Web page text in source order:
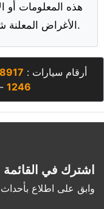
هذه المعلومات أو
الأغراض المعلنة شخصيا والقيام بالفحص قبل الشراء.
أرقام سيارات : 8917
1246
اشترك في القائمة
وابق على اطلاع بأحداث